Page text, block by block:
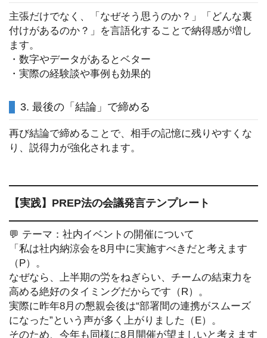
主張だけでなく、「なぜそう思うのか？」「どんな裏
付けがあるのか？」を言語化することで納得感が増し
ます。
・数字やデータがあるとベター
・実際の経験談や事例も効果的
3. 最後の「結論」で締める
再び結論で締めることで、相手の記憶に残りやすくな
り、説得力が強化されます。
【実践】PREP法の会議発言テンプレート
💬 テーマ：社内イベントの開催について
「私は社内納涼会を8月中に実施すべきだと考えます
（P）。
なぜなら、上半期の労をねぎらい、チームの結束力を
高める絶好のタイミングだからです（R）。
実際に昨年8月の懇親会後は“部署間の連携がスムーズ
になった”という声が多く上がりました（E）。
そのため、今年も同様に8月開催が望ましいと考えます